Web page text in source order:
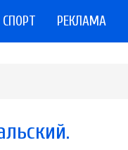
СПОРТ РЕКЛАМА